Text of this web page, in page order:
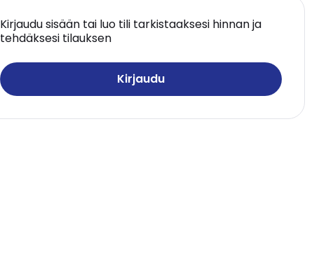
Kirjaudu sisään tai luo tili tarkistaaksesi hinnan ja
tehdäksesi tilauksen
Kirjaudu